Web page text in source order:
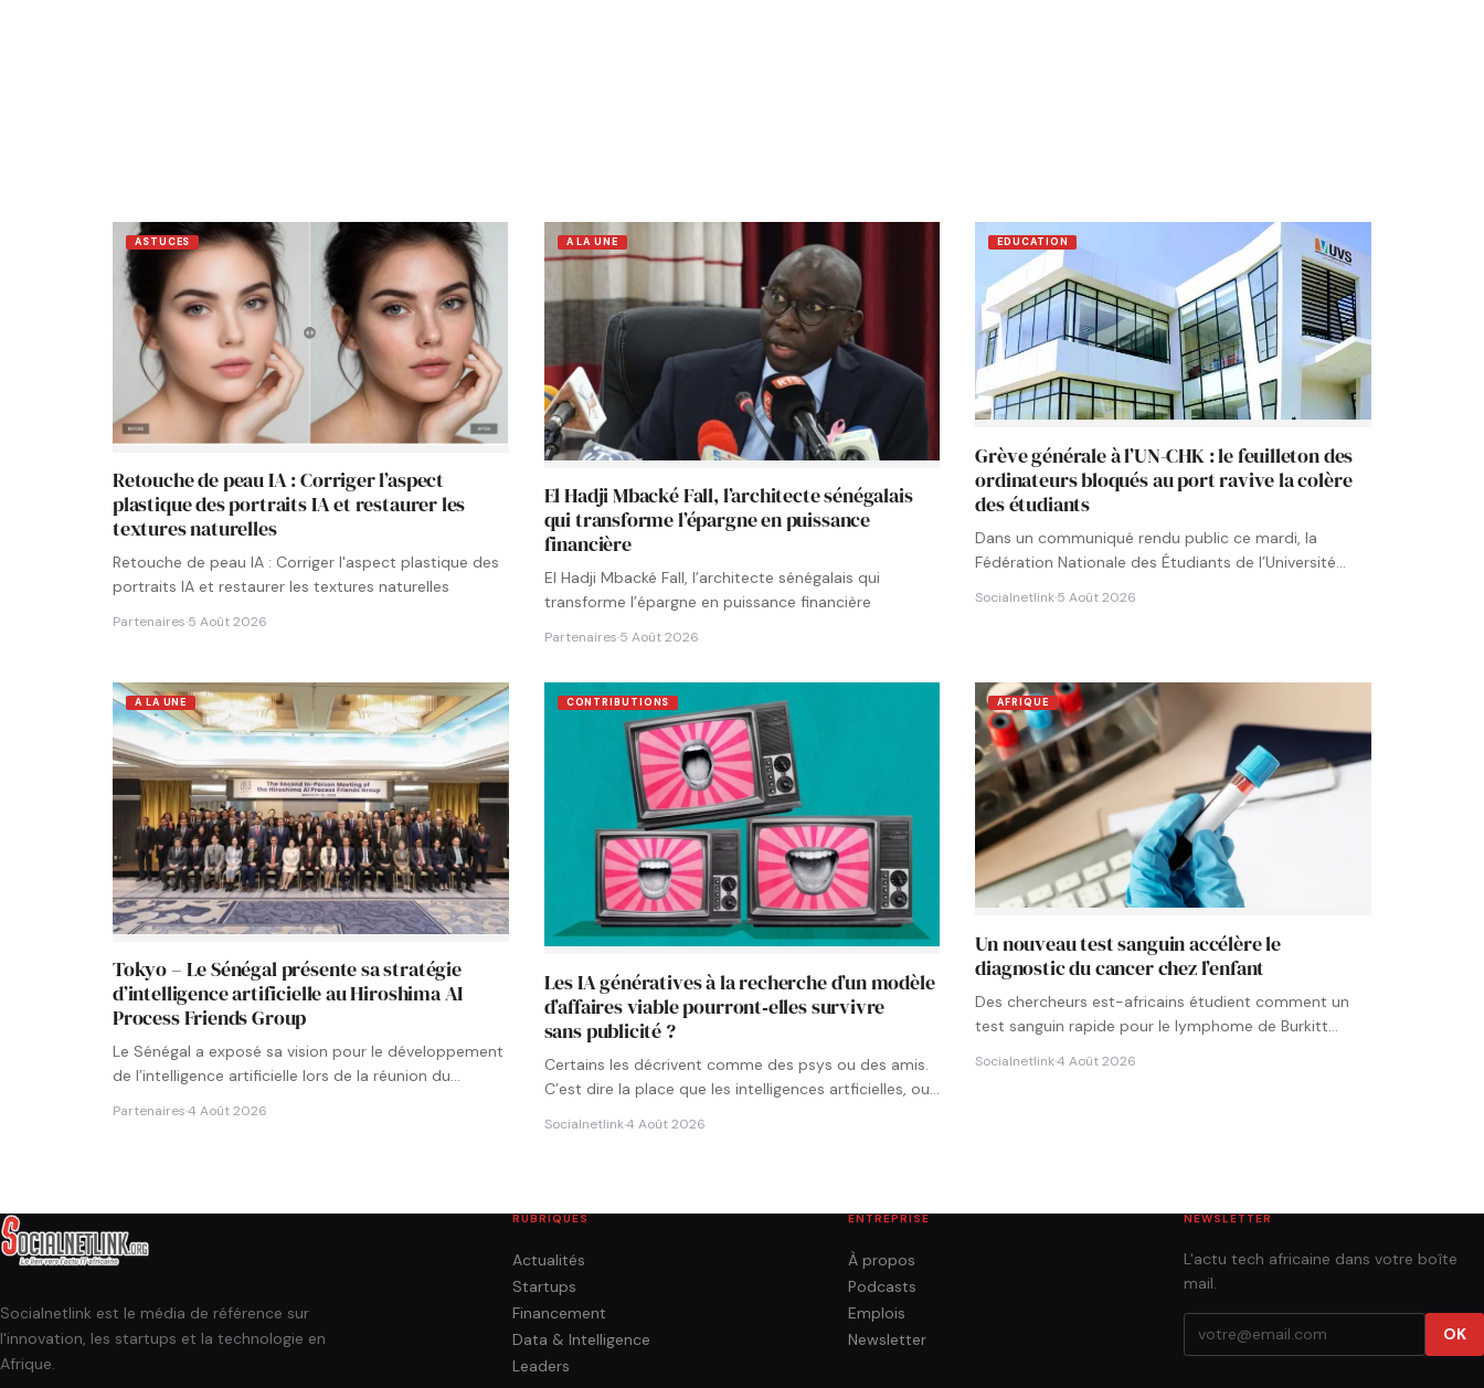
ASTUCES
Retouche de peau IA : Corriger l’aspect
plastique des portraits IA et restaurer les
textures naturelles
Retouche de peau IA : Corriger l'aspect plastique des
portraits IA et restaurer les textures naturelles
Partenaires·5 Août 2026
A LA UNE
El Hadji Mbacké Fall, l’architecte sénégalais
qui transforme l’épargne en puissance
financière
El Hadji Mbacké Fall, l’architecte sénégalais qui
transforme l’épargne en puissance financière
Partenaires·5 Août 2026
EDUCATION
Grève générale à l’UN-CHK : le feuilleton des
ordinateurs bloqués au port ravive la colère
des étudiants
Dans un communiqué rendu public ce mardi, la
Fédération Nationale des Étudiants de l’Université
Socialnetlink·5 Août 2026
A LA UNE
Tokyo – Le Sénégal présente sa stratégie
d’intelligence artificielle au Hiroshima AI
Process Friends Group
Le Sénégal a exposé sa vision pour le développement
de l’intelligence artificielle lors de la réunion du
Partenaires·4 Août 2026
CONTRIBUTIONS
Les IA génératives à la recherche d’un modèle
d’affaires viable pourront‑elles survivre
sans publicité ?
Certains les décrivent comme des psys ou des amis.
C’est dire la place que les intelligences artficielles, ou…
Socialnetlink·4 Août 2026
AFRIQUE
Un nouveau test sanguin accélère le
diagnostic du cancer chez l’enfant
Des chercheurs est-africains étudient comment un
test sanguin rapide pour le lymphome de Burkitt
Socialnetlink·4 Août 2026
Socialnetlink est le média de référence sur
l'innovation, les startups et la technologie en
Afrique.
RUBRIQUES
Actualités
Startups
Financement
Data & Intelligence
Leaders
ENTREPRISE
À propos
Podcasts
Emplois
Newsletter
NEWSLETTER
L'actu tech africaine dans votre boîte
mail.
OK